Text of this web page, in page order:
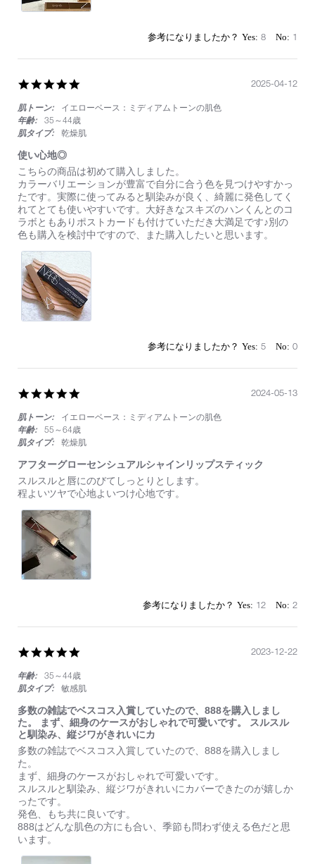
め
8 1
rating
肌トーン:
イエローベース：ミディアムトーンの肌色
年齢:
35～44歳
肌タイプ:
乾燥肌
使い心地◎
Review
by
on
12
Apr
2025
review
stating
使
い
心
地
◎
こちらの商品は初めて購入しました。
カラーバリエーションが豊富で自分に合う色を見つけやすかっ
たです。実際に使ってみると馴染みが良く、綺麗に発色してく
れてとても使いやすいです。大好きなスキズのハンくんとのコ
ラボともありポストカードも付けていただき大満足です♪別の
色も購入を検討中ですので、また購入したいと思います。
2025-04-12
5 0
rating
肌トーン:
イエローベース：ミディアムトーンの肌色
年齢:
55～64歳
肌タイプ:
乾燥肌
アフターグローセンシュアルシャインリップスティック
Review
by
13
May
2024
review
stating
フ
タ
ー
グ
ロ
ー
ル
シ
ャ
イ
ン
リ
ッ
プ
ス
テ
ィ
ッ
ク
スルスルと唇にのびてしっとりとします。
程よいツヤで心地よいつけ心地です。
2024-05-13
12 2
rating
年齢:
35～44歳
肌タイプ:
敏感肌
多数の雑誌でベスコス入賞していたので、888を購入しまし
た。 まず、細身のケースがおしゃれで可愛いです。 スルスル
と馴染み、縦ジワがきれいにカ
Review
by
on
22
Dec
2023
review
stating
多
数
雑
誌
で
ベ
ス
多数の雑誌でベスコス入賞していたので、888を購入しまし
た。
まず、細身のケースがおしゃれで可愛いです。
スルスルと馴染み、縦ジワがきれいにカバーできたのが嬉しか
ったです。
発色、もち共に良いです。
888はどんな肌色の方にも合い、季節も問わず使える色だと思
います。
2023-12-22